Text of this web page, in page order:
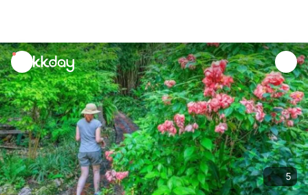
unread
notifications
5